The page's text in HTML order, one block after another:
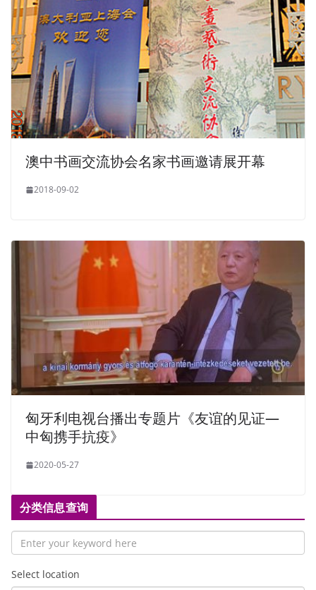
澳中书画交流协会名家书画邀请展开幕
2018-09-02
匈牙利电视台播出专题片《友谊的见证—
中匈携手抗疫》
2020-05-27
分类信息查询
Select location